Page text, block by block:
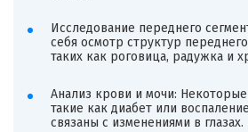
Исследование переднего
себя осмотр структур переднего
таких как роговица, радужка и
Анализ крови и мочи:
такие как диабет или
связаны с изменениями в глазах.